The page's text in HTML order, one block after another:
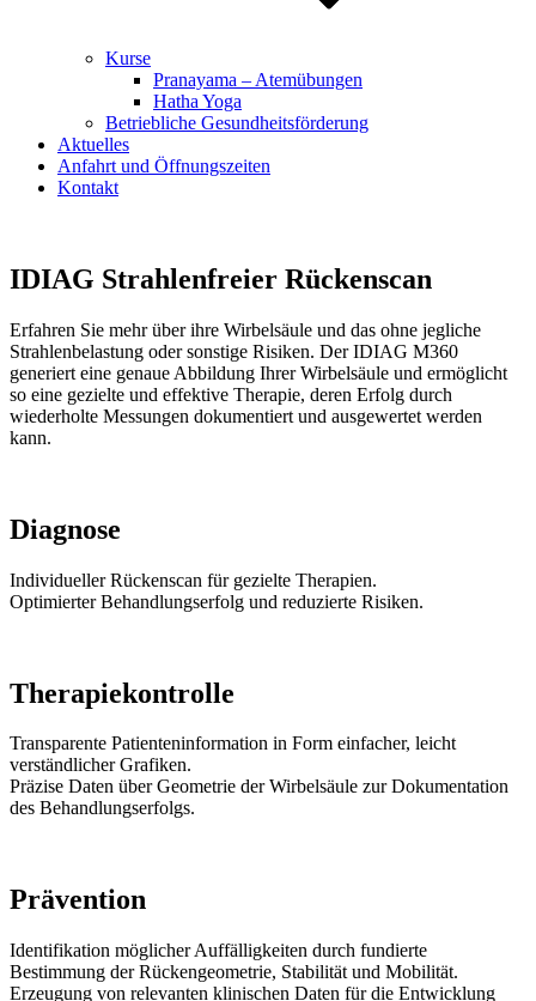
Kurse
Pranayama – Atemübungen
Hatha Yoga
Betriebliche Gesundheitsförderung
Aktuelles
Anfahrt und Öffnungszeiten
Kontakt
IDIAG Strahlenfreier Rückenscan
Erfahren Sie mehr über ihre Wirbelsäule und das ohne jegliche
Strahlenbelastung oder sonstige Risiken. Der IDIAG M360
generiert eine genaue Abbildung Ihrer Wirbelsäule und ermöglicht
so eine gezielte und effektive Therapie, deren Erfolg durch
wiederholte Messungen dokumentiert und ausgewertet werden
kann.
Diagnose
Individueller Rückenscan für gezielte Therapien.
Optimierter Behandlungserfolg und reduzierte Risiken.
Therapiekontrolle
Transparente Patienteninformation in Form einfacher, leicht
verständlicher Grafiken.
Präzise Daten über Geometrie der Wirbelsäule zur Dokumentation
des Behandlungserfolgs.
Prävention
Identifikation möglicher Auffälligkeiten durch fundierte
Bestimmung der Rückengeometrie, Stabilität und Mobilität.
Erzeugung von relevanten klinischen Daten für die Entwicklung